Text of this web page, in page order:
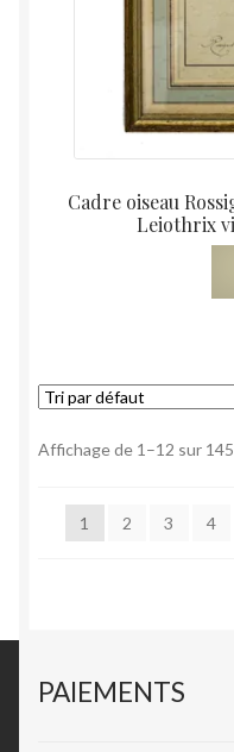
Cadre oiseau
Leiothrix
Affichage de 1–12 sur
1 2 3 4
PAIEMENTS